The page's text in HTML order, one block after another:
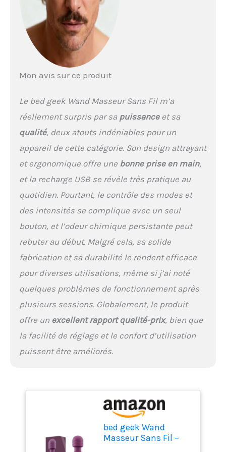
savonneuse ou des
lingettes humides pour
BATTERIE PUISSANTE – Ce
rechargeable est équipé
pour une recharge facile.
Profitez d'une batterie
longue durée pour une
utilisation continue, vous
garantissant un plaisir
sans interruption lors de
chaque massage
BATTERIE PUISSANTE – Ce
rechargeable est équipé
d'un câble USB pratique
Profitez d'une batterie
longue durée pour une
garantissant un plaisir
sans interruption lors de
FLEXIBLE – Ce wand
masseur de 20 cm avec
grande souplesse pour
cibler efficacement les
pour soulager les
tensions musculaires
difficiles à atteindre.
Mon avis sur ce produit
Le bed geek Wand Masseur Sans Fil m’a
réellement surpris par sa puissanceet sa
qualité, deux atouts indéniables pour un
appareil de cette catégorie. Son design attrayant
et ergonomique offre une bonne prise en main,
et la recharge USB se révèle très pratique au
quotidien. Pourtant, le contrôle des modes et
des intensités se complique avec un seul
bouton, et l’odeur chimique persistante peut
rebuter au début. Malgré cela, sa solide
fabrication et sa durabilité le rendent efficace
pour diverses utilisations, même si j’ai noté
quelques problèmes de fonctionnement après
plusieurs sessions. Globalement, le produit
offre un excellent rapport qualité-prix, bien que
la facilité de réglage et le confort d’utilisation
puissent être améliorés.
bed geek Wand
Masseur Sans Fil –